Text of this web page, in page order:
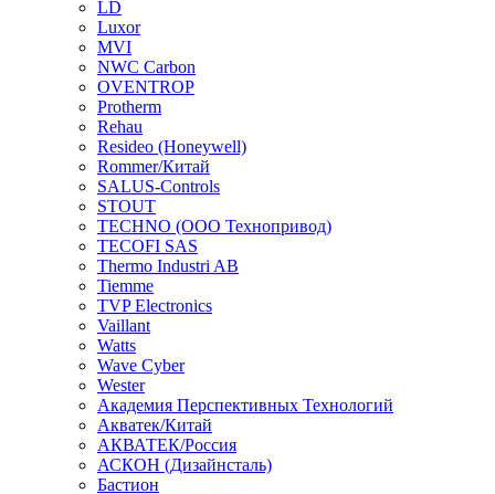
LD
Luxor
MVI
NWC Carbon
OVENTROP
Protherm
Rehau
Resideo (Honeywell)
Rommer/Китай
SALUS-Controls
STOUT
TECHNO (ООО Технопривод)
TECOFI SAS
Thermo Industri AB
Tiemme
TVP Electronics
Vaillant
Watts
Wave Cyber
Wester
Академия Перспективных Технологий
Акватек/Китай
АКВАТЕК/Россия
АСКОН (Дизайнсталь)
Бастион